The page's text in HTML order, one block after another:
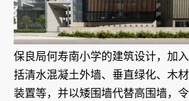
保良局何寿南小学的建筑设计，加
括清水混凝土外墙、垂直绿化、木
装置等，并以矮围墙代替高围墙，